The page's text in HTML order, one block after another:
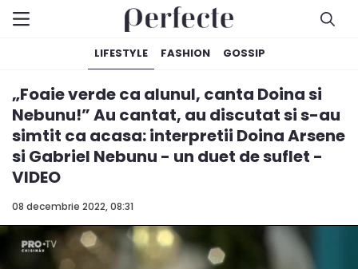
LIFESTYLE FASHION GOSSIP
08 decembrie 2022, 08:31
„Foaie verde ca alunul, canta Doina si
Nebunu!” Au cantat, au discutat si s-au
simtit ca acasa: interpretii Doina Arsene
si Gabriel Nebunu - un duet de suflet -
VIDEO